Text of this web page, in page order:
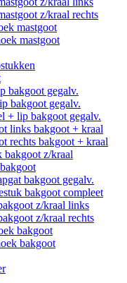
z/kraal rechts
mastgoot
mastgoot
bakgoot gegalv.
bakgoot gegalv.
+ lip bakgoot gegalv.
links bakgoot + kraal
rechts bakgoot + kraal
bakgoot z/kraal
bakgoot gegalv.
bakgoot compleet
z/kraal links
z/kraal rechts
bakgoot
bakgoot